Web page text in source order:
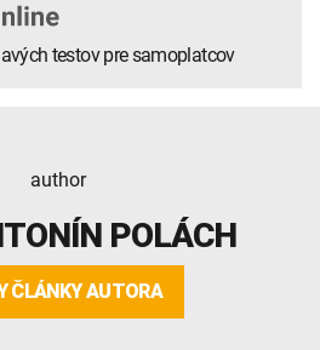
testov pre samoplatcov
POLÁCH
ČLÁNKY AUTORA